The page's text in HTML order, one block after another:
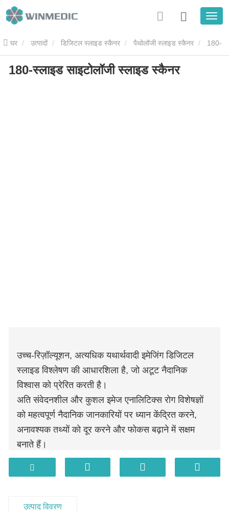
घर उत्पादों डिजिटल स्लाइड स्कैनर पैथोलॉजी स्लाइड स्कैनर
स्लाइड साइटोलॉजी स्लाइड स्कैनर
180-स्लाइड साइटोलॉजी स्लाइड स्कैनर
उच्च-रिज़ॉल्यूशन, अत्यधिक यथार्थवादी इमेजिंग डिजिटल
स्लाइड विश्लेषण की आधारशिला है, जो अटूट नैदानिक ​​​​
विश्वास को प्रेरित करती है।
अति संवेदनशील और कुशल इमेज एनालिटिक्स रोग विशेषज्ञों
को महत्वपूर्ण नैदानिक ​​जानकारियों पर ध्यान केंद्रित करने,
अनावश्यक तथ्यों को दूर करने और फोकस बढ़ाने में सक्षम
बनाते हैं।
पैथोलॉजिस्ट के मूल्य को अधिकतम करें
रोगी देखभाल कार्यप्रवाह को अनुकूलित करता है
उत्पाद विवरण